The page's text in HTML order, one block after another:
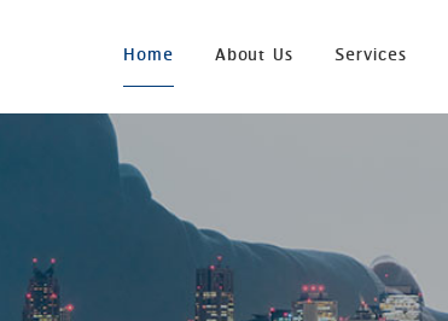
Home About Us Services